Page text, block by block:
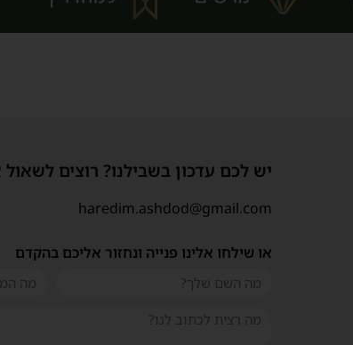
יש לכם עדכון בשבילנו? רוצים
haredim.ashdod@gmail.com
או שילחו אלינו פנייה ונחזור אליכם בהקדם